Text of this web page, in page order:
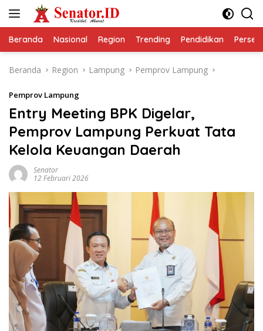
Beranda Nasional Region Trending Pendidikan
Beranda Region Lampung Pemprov Lampung
Pemprov Lampung
Entry Meeting BPK Digelar,
Pemprov Lampung Perkuat Tata
Kelola Keuangan Daerah
Senator
12 Februari 2026